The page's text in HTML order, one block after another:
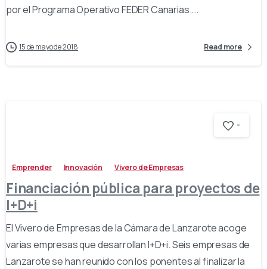
por el Programa Operativo FEDER Canarias....
15 de mayo de 2018 Read more
-
Emprender Innovación Vivero de Empresas
Financiación pública para proyectos de
I+D+i
El Vivero de Empresas de la Cámara de Lanzarote acoge
varias empresas que desarrollan I+D+i. Seis empresas de
Lanzarote se han reunido con los ponentes al finalizar la